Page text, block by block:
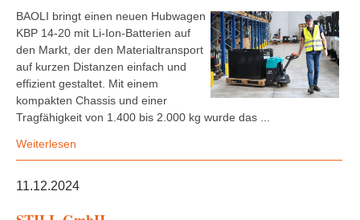
BAOLI bringt einen neuen Hubwagen
KBP 14-20 mit Li-Ion-Batterien auf
den Markt, der den Materialtransport
auf kurzen Distanzen einfach und
effizient gestaltet. Mit einem
kompakten Chassis und einer
Tragfähigkeit von 1.400 bis 2.000 kg wurde das ...
Weiterlesen
11.12.2024